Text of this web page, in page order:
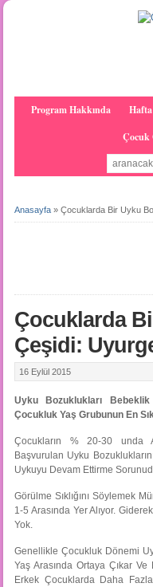
Program Hakkında
Çocuk
Anasayfa» Çocuklarda Bir Uyku
Çocuklarda
Çeşidi:
16 Eylül 2015
Uyku Bozuklukları
Çocukluk Yaş Grubunun En
Çocukların % 20-30 unda
Başvurulan Uyku
Uykuyu Devam Ettirme
Görülme Sıklığını Söylemek
1-5 Arasında Yer Alıyor.
Yok.
Genellikle Çocukluk Dönemi
Yaş Arasında Ortaya Çıkar
Erkek Çocuklarda Daha